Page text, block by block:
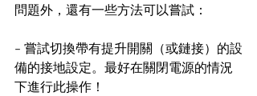
問題外，還有一些方法可以嘗試：
- 嘗試切換帶有提升開關（或鏈接）的設
備的接地設定。最好在關閉電源的情況
下進行此操作！